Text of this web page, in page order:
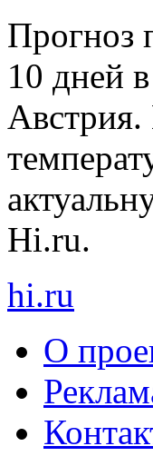
Прогноз
10 дней
Hi.ru.
hi.ru
О